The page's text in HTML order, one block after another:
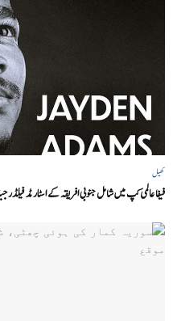
کھیل
فیفا عالمی کپ میں شامل جنوبی افریقہ کے اسٹار مڈ